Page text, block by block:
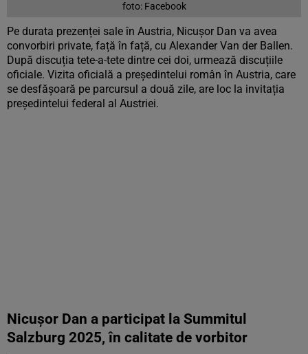
foto: Facebook
Pe durata prezenței sale în Austria, Nicușor Dan va avea
convorbiri private, față în față, cu Alexander Van der Ballen.
După discuția tete-a-tete dintre cei doi, urmează discuțiile
oficiale. Vizita oficială a președintelui român în Austria, care
se desfășoară pe parcursul a două zile, are loc la invitația
președintelui federal al Austriei.
Nicușor Dan a participat la Summitul
Salzburg 2025, în calitate de vorbitor